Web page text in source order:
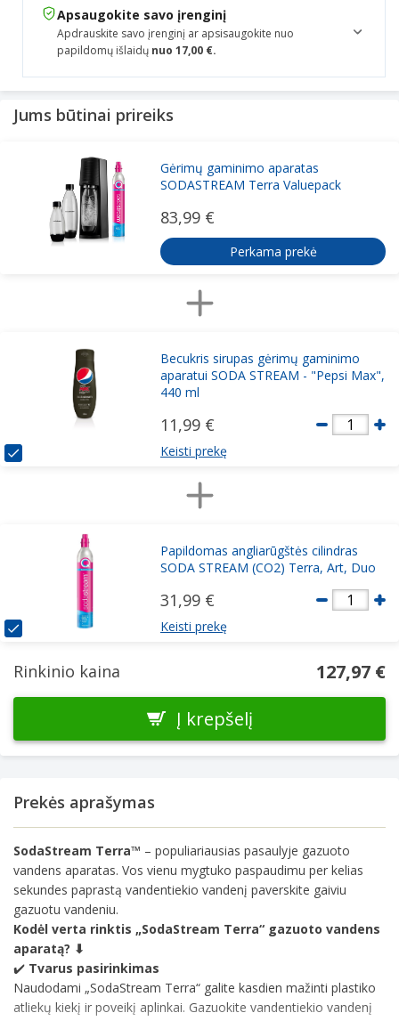
Apsaugokite savo įrenginį
Apdrauskite savo įrenginį ar apsisaugokite nuo
papildomų išlaidų nuo 17,00 €.
Jums būtinai prireiks
Gėrimų gaminimo aparatas
SODASTREAM Terra Valuepack
83,99 €
Perkama prekė
Becukris sirupas gėrimų gaminimo
aparatui SODA STREAM - "Pepsi Max",
440 ml
11,99 € 1
Keisti prekę
Papildomas angliarūgštės cilindras
SODA STREAM (CO2) Terra, Art, Duo
31,99 € 1
Keisti prekę
Rinkinio kaina
127,97 €
Į krepšelį
Prekės aprašymas
SodaStream Terra™ – populiariausias pasaulyje gazuoto
vandens aparatas. Vos vienu mygtuko paspaudimu per kelias
sekundes paprastą vandentiekio vandenį paverskite gaiviu
gazuotu vandeniu.
Kodėl verta rinktis „SodaStream Terra“ gazuoto vandens
aparatą? ⬇
✔️ Tvarus pasirinkimas
Naudodami „SodaStream Terra“ galite kasdien mažinti plastiko
atliekų kiekį ir poveikį aplinkai. Gazuokite vandentiekio vandenį